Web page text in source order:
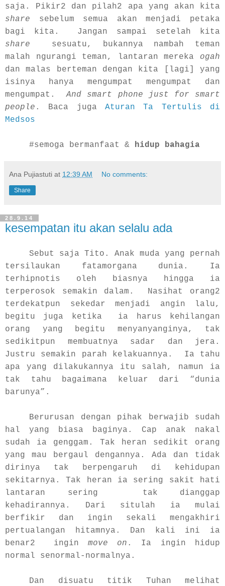
saja. Pikir2 dan pilah2 apa yang akan kita
share sebelum semua akan menjadi petaka
bagi kita.
Jangan sampai setelah kita
share
sesuatu, bukannya nambah teman
malah ngurangi teman, lantaran mereka ogah
dan malas berteman dengan kita [lagi] yang
isinya hanya mengumpat mengumpat dan
mengumpat.And smart phone just for smart
people . Baca juga Aturan Ta Tertulis di
Medsos
#semoga bermanfaat & hidup bahagia
Ana Pujiastuti at 12:39 AM No comments:
Share
28.9.14
kesempatan itu akan selalu ada
Sebut saja Tito. Anak muda yang pernah
tersilaukan fatamorgana dunia. Ia
terhipnotis oleh biasnya hingga ia
terperosok semakin dalam. Nasihat orang2
terdekatpun sekedar menjadi angin lalu,
begitu juga ketika ia harus kehilangan
orang yang begitu menyanyanginya, tak
sedikitpun membuatnya sadar dan jera.
Justru semakin parah kelakuannya. Ia tahu
apa yang dilakukannya itu salah, namun ia
tak tahu bagaimana keluar dari “dunia
barunya”.
Berurusan dengan pihak berwajib sudah
hal yang biasa baginya. Cap anak nakal
sudah ia genggam. Tak heran sedikit orang
yang mau bergaul dengannya. Ada dan tidak
dirinya tak berpengaruh di kehidupan
sekitarnya. Tak heran ia sering sakit hati
lantaran sering tak dianggap
kehadirannya. Dari situlah ia mulai
berfikir dan ingin sekali mengakhiri
pertualangan hitamnya. Dan kali ini ia
benar2 ingin move on . Ia ingin hidup
normal senormal-normalnya.
Dan disuatu titik Tuhan melihat